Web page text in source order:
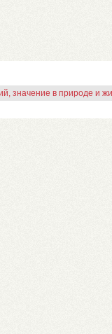
значение в природе и